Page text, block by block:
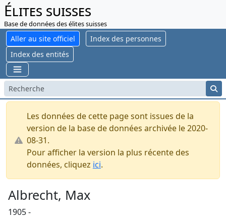
Élites suisses
Base de données des élites suisses
Aller au site officiel
Index des personnes
Index des entités
Les données de cette page sont issues de la
version de la base de données archivée le 2020-
08-31.
Pour afficher la version la plus récente des
données, cliquez ici.
Albrecht, Max
1905 -